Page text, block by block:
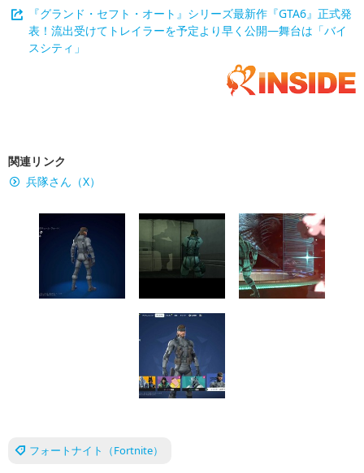
『グランド・セフト・オート』シリーズ最新作『GTA6』正式発
表！流出受けてトレイラーを予定より早く公開―舞台は「バイ
スシティ」
関連リンク
兵隊さん（X）
フォートナイト（Fortnite）